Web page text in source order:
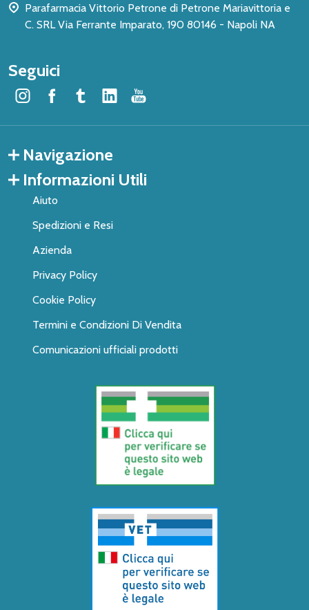
Parafarmacia Vittorio Petrone di Petrone Mariavittoria e
C. SRL Via Ferrante Imparato, 190 80146 - Napoli NA
Seguici
Navigazione
Informazioni Utili
Aiuto
Spedizioni e Resi
Azienda
Privacy Policy
Cookie Policy
Termini e Condizioni Di Vendita
Comunicazioni ufficiali prodotti